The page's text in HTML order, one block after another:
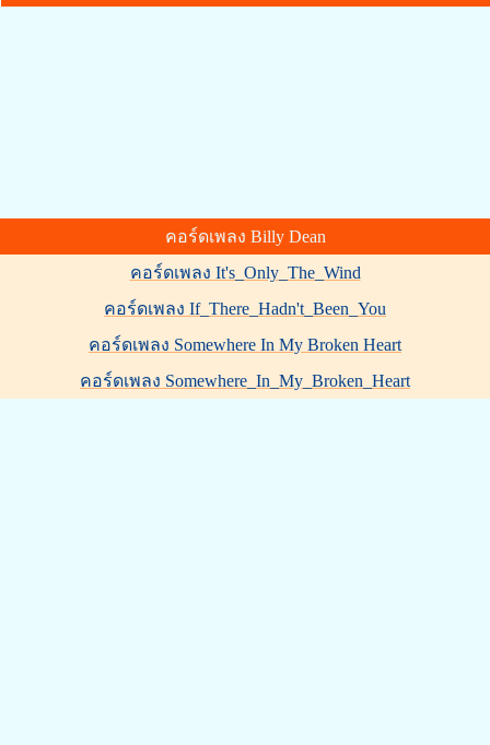
คอร์ดเพลง Billy Dean
คอร์ดเพลง It's_Only_The_Wind
คอร์ดเพลง If_There_Hadn't_Been_You
คอร์ดเพลง Somewhere In My Broken Heart
คอร์ดเพลง Somewhere_In_My_Broken_Heart